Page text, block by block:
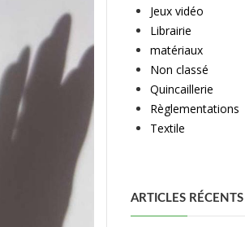
Jeux vidéo
Librairie
matériaux
Non classé
Quincaillerie
Règlementations
Textile
ARTICLES RÉCENTS